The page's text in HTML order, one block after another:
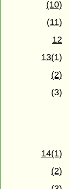
(10)
(11)
12
13(1)
(2)
(3)
14(1)
(2)